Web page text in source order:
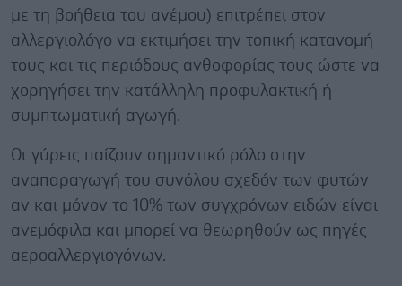
με τη βοήθεια του ανέμου) επιτρέπει στον
αλλεργιολόγο να εκτιμήσει την τοπική κατανομή
τους και τις περιόδους ανθοφορίας τους ώστε να
χορηγήσει την κατάλληλη προφυλακτική ή
συμπτωματική αγωγή.
Οι γύρεις παίζουν σημαντικό ρόλο στην
αναπαραγωγή του συνόλου σχεδόν των φυτών
αν και μόνον το 10% των συγχρόνων ειδών είναι
ανεμόφιλα και μπορεί να θεωρηθούν ως πηγές
αεροαλλεργιογόνων.